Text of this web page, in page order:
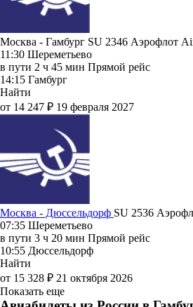
Москва - Гамбург SU 2346 Аэрофлот
11:30 Шереметьево
в пути 2 ч 45 мин Прямой рейс
14:15 Гамбург
Найти
от 14 247 ₽ 19 февраля 2027
Москва - Дюссельдорф SU 2536
07:35 Шереметьево
в пути 3 ч 20 мин Прямой рейс
10:55 Дюссельдорф
Найти
от 15 328 ₽ 21 октября 2026
Показать еще